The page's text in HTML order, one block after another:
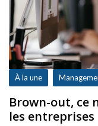
À la une
Brown-out, ce
les entreprises